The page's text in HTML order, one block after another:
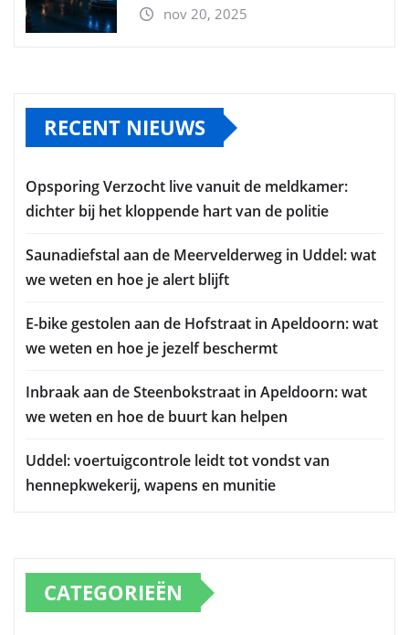
nov 20, 2025
RECENT NIEUWS
Opsporing Verzocht live vanuit de meldkamer:
dichter bij het kloppende hart van de politie
Saunadiefstal aan de Meervelderweg in Uddel: wat
we weten en hoe je alert blijft
E-bike gestolen aan de Hofstraat in Apeldoorn: wat
we weten en hoe je jezelf beschermt
Inbraak aan de Steenbokstraat in Apeldoorn: wat
we weten en hoe de buurt kan helpen
Uddel: voertuigcontrole leidt tot vondst van
hennepkwekerij, wapens en munitie
CATEGORIEËN